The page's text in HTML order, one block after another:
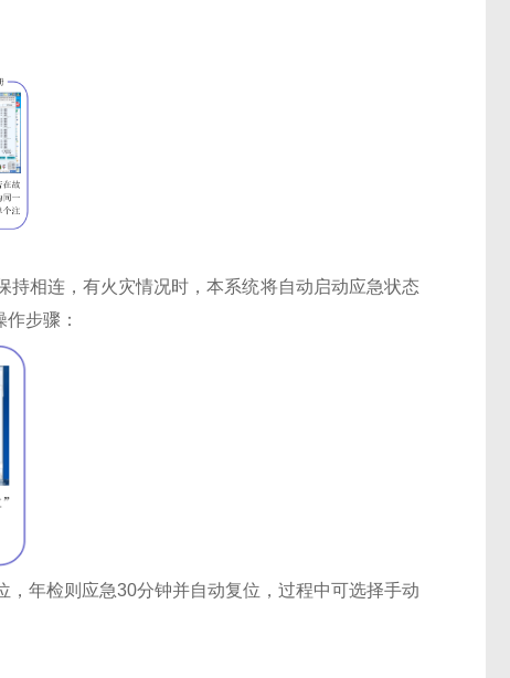
相连，有火灾情况时，本系统将自动启动应急状态
步骤：
年检则应急30分钟并自动复位，过程中可选择手动